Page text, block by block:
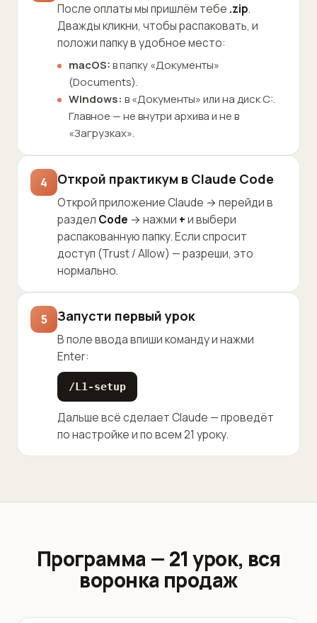
После оплаты мы пришлём тебе .zip.
Дважды кликни, чтобы распаковать, и
положи папку в удобное место:
macOS:в папку «Документы»
(Documents).
Windows: в «Документы» или на диск C:.
Главное — не внутри архива и не в
«Загрузках».
4 Открой практикум в Claude Code
Открой приложение Claude → перейди в
раздел Code → нажми +и выбери
распакованную папку. Если спросит
доступ (Trust / Allow) — разреши, это
нормально.
5 Запусти первый урок
В поле ввода впиши команду и нажми
Enter:
/L1-setup
Дальше всё сделает Claude — проведёт
по настройке и по всем 21 уроку.
Программа — 21 урок, вся
воронка продаж